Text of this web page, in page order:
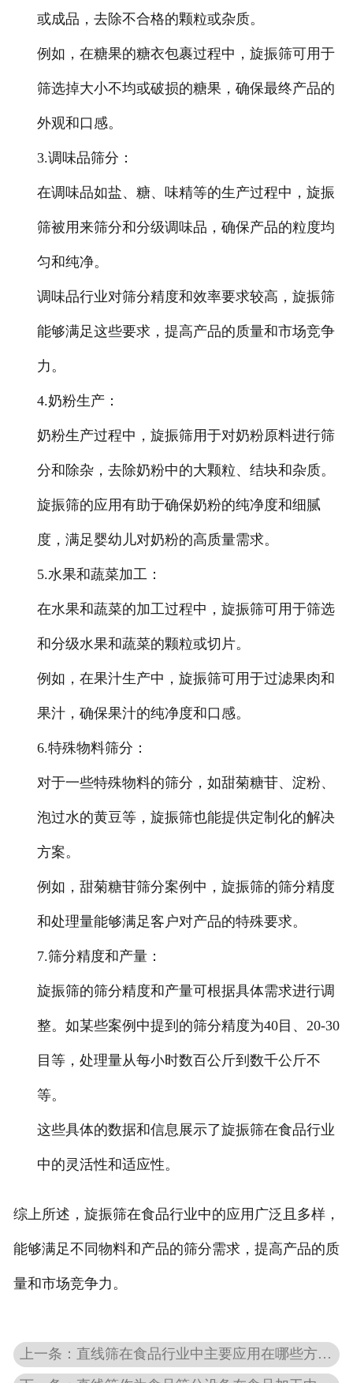
或成品，去除不合格的颗粒或杂质。
例如，在糖果的糖衣包裹过程中，旋振筛可用于
筛选掉大小不均或破损的糖果，确保最终产品的
外观和口感。
3.调味品筛分 ：
在调味品如盐、糖、味精等的生产过程中，旋振
筛被用来筛分和分级调味品，确保产品的粒度均
匀和纯净。
调味品行业对筛分精度和效率要求较高，旋振筛
能够满足这些要求，提高产品的质量和市场竞争
力。
4.奶粉生产：
奶粉生产过程中，旋振筛用于对奶粉原料进行筛
分和除杂，去除奶粉中的大颗粒、结块和杂质。
旋振筛的应用有助于确保奶粉的纯净度和细腻
度，满足婴幼儿对奶粉的高质量需求。
5.水果和蔬菜加工 ：
在水果和蔬菜的加工过程中，旋振筛可用于筛选
和分级水果和蔬菜的颗粒或切片。
例如，在果汁生产中，旋振筛可用于过滤果肉和
果汁，确保果汁的纯净度和口感。
6.特殊物料筛分 ：
对于一些特殊物料的筛分，如甜菊糖苷、淀粉、
泡过水的黄豆等，旋振筛也能提供定制化的解决
方案。
例如，甜菊糖苷筛分案例中，旋振筛的筛分精度
和处理量能够满足客户对产品的特殊要求。
7.筛分精度和产量：
旋振筛的筛分精度和产量可根据具体需求进行调
整。如某些案例中提到的筛分精度为40目、20-30
目等，处理量从每小时数百公斤到数千公斤不
等。
这些具体的数据和信息展示了旋振筛在食品行业
中的灵活性和适应性。
综上所述，旋振筛在食品行业中的应用广泛且多样，
能够满足不同物料和产品的筛分需求，提高产品的质
量和市场竞争力。
上一条：直线筛在食品行业中主要应用在哪些方面？